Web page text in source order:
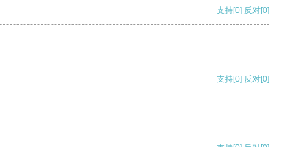
支持[0] 反对[0]
支持[0] 反对[0]